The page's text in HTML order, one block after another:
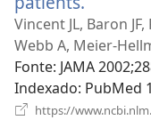
uma
nova
janela)
Vincent JL, Baron
Webb A, Meier-
Fonte‎: JAMA
Indexado‎: PubMed
https://